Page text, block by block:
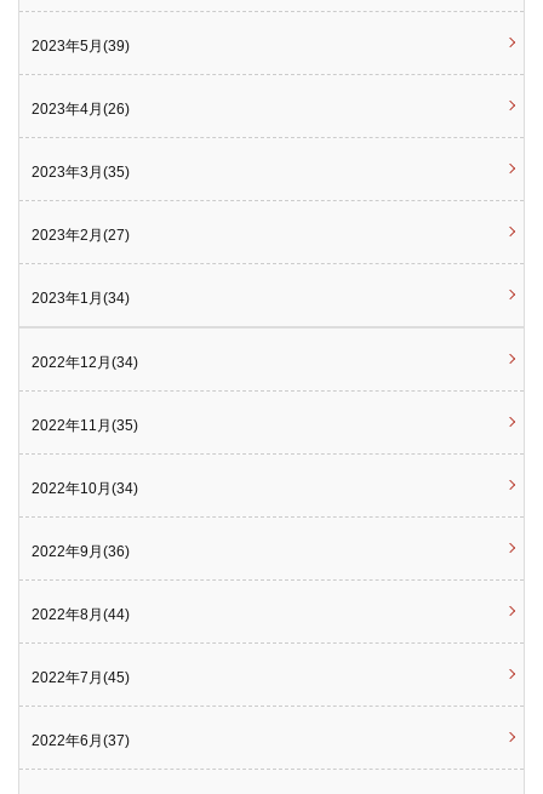
2023年5月(39)
2023年4月(26)
2023年3月(35)
2023年2月(27)
2023年1月(34)
2022年12月(34)
2022年11月(35)
2022年10月(34)
2022年9月(36)
2022年8月(44)
2022年7月(45)
2022年6月(37)